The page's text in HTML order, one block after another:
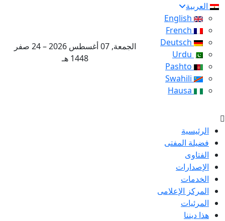
العربية
الجمعة, 07 أغسطس 2026 – 24 صفر
1448 هـ
الرئيسية
فضيلة المفتى
الفتاوى
الإصدارات
الخدمات
المركز الإعلامى
المرئيات
هذا ديننا